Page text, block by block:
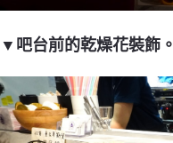
▼吧台前的乾燥花裝飾。